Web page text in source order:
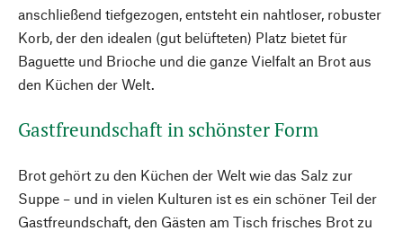
anschließend tiefgezogen, entsteht ein nahtloser, robuster
Korb, der den idealen (gut belüfteten) Platz bietet für
Baguette und Brioche und die ganze Vielfalt an Brot aus
den Küchen der Welt.
Gastfreundschaft in schönster Form
Brot gehört zu den Küchen der Welt wie das Salz zur
Suppe – und in vielen Kulturen ist es ein schöner Teil der
Gastfreundschaft, den Gästen am Tisch frisches Brot zu